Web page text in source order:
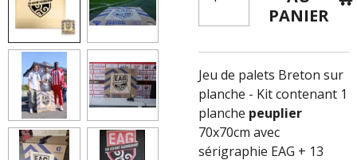
PANIER
Jeu de palets Breton sur
planche - Kit contenant 1
planche peuplier
70x70cm avec
sérigraphie EAG + 13